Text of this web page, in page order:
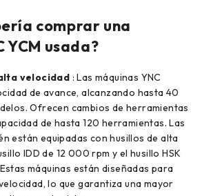
comprar una
YCM usada?
velocidad : Las máquinas YNC
de avance, alcanzando hasta 40
Ofrecen cambios de herramientas
de hasta 120 herramientas. Las
están equipadas con husillos de alta
IDD de 12 000 rpm y el husillo HSK
máquinas están diseñadas para
lo que garantiza una mayor